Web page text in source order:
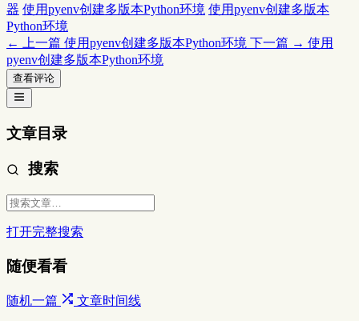
器 使用pyenv创建多版本Python环境 使用pyenv创建多版本
Python环境
← 上一篇 使用pyenv创建多版本Python环境 下一篇 → 使用
pyenv创建多版本Python环境
查看评论
文章目录
搜索
打开完整搜索
随便看看
随机一篇 文章时间线